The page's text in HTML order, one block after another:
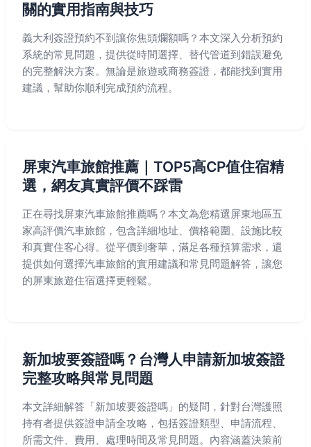
關的實用指南與技巧
義大利簽證預約不到讓你焦頭爛額嗎？本文深入分析預約
系統的常見問題，提供從時間選擇、替代管道到錯誤避免
的完整解決方案。無論是旅遊或商務簽證，都能找到實用
建議，幫助你順利完成預約流程。
屏東汽車旅館推薦｜TOP5高CP值住宿精
選，網友真實評價不踩雷
正在尋找屏東汽車旅館推薦嗎？本文為您精選屏東地區五
家高評價汽車旅館，包含詳細地址、價格範圍、設施比較
和真實住客心得。從平價到奢華，滿足各種預算需求，還
提供如何選擇汽車旅館的實用建議和常見問題解答，讓您
的屏東旅遊住宿選擇更輕鬆。
新加坡要簽證嗎？台灣人申請新加坡簽證
完整攻略與常見問題
本文詳細解答「新加坡要簽證嗎」的疑問，針對台灣護照
持有者提供簽證申請全攻略，包括簽證類型、申請流程、
所需文件、費用、處理時間及常見問題。內容涵蓋決策前